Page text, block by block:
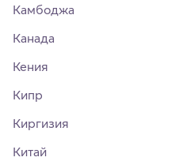
Камбоджа
Канада
Кения
Кипр
Киргизия
Китай